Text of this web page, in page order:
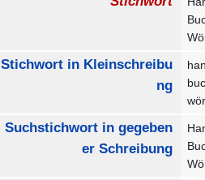
Stichwort in Kleinschreibu
ng
Suchstichwort in gegeben
er Schreibung